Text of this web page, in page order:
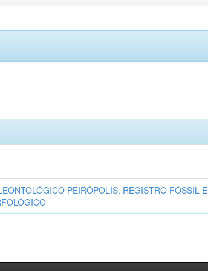
PEIRÓPOLIS: REGISTRO FÓSSIL E